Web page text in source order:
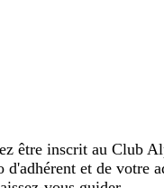
être inscrit au Club
et de votre